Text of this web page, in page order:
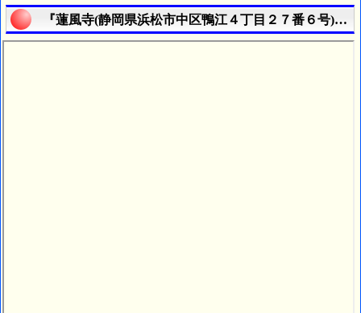
『蓮風寺(静岡県浜松市中区鴨江４丁目２７番６号)』